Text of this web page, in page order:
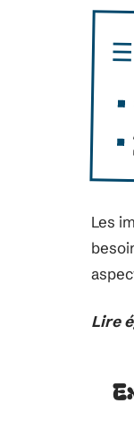
Les
Lire